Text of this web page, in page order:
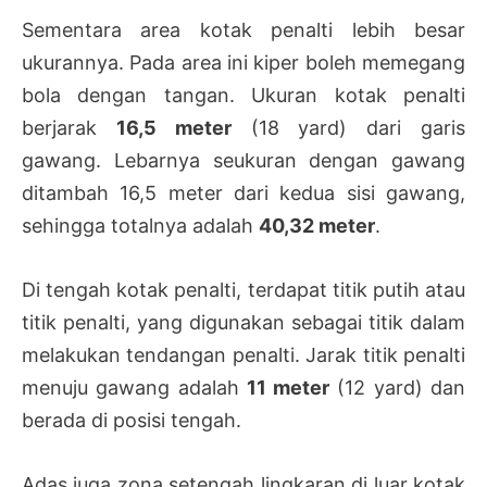
Sementara area kotak penalti lebih besar
ukurannya. Pada area ini kiper boleh memegang
bola dengan tangan. Ukuran kotak penalti
berjarak 16,5 meter(18 yard) dari garis
gawang. Lebarnya seukuran dengan gawang
ditambah 16,5 meter dari kedua sisi gawang,
sehingga totalnya adalah 40,32 meter.
Di tengah kotak penalti, terdapat titik putih atau
titik penalti, yang digunakan sebagai titik dalam
melakukan tendangan penalti. Jarak titik penalti
menuju gawang adalah 11 meter (12 yard) dan
berada di posisi tengah.